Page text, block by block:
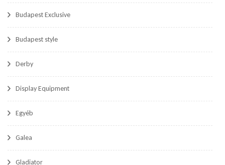
Budapest Exclusive
Budapest style
Derby
Display Equipment
Egyéb
Galea
Gladiator